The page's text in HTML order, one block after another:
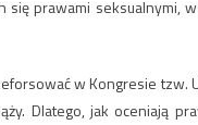
prawami seksualnymi,
w Kongresie
Dlatego, jak oceniają